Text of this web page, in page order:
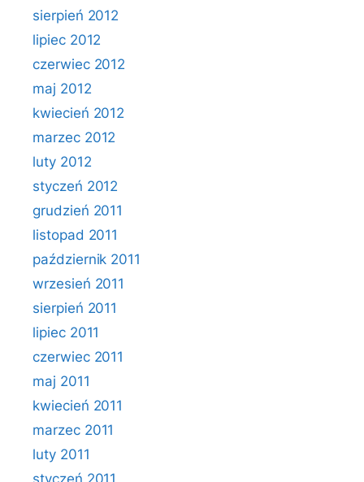
sierpień 2012
lipiec 2012
czerwiec 2012
maj 2012
kwiecień 2012
marzec 2012
luty 2012
styczeń 2012
grudzień 2011
listopad 2011
październik 2011
wrzesień 2011
sierpień 2011
lipiec 2011
czerwiec 2011
maj 2011
kwiecień 2011
marzec 2011
luty 2011
styczeń 2011